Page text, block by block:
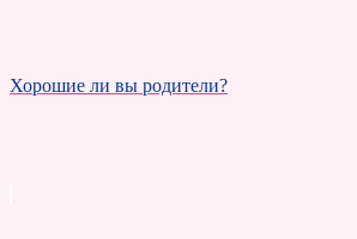
Хорошие ли вы родители?